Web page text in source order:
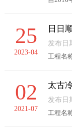
25
2023-04
日日
发布日
02
2021-07
太古
发布日